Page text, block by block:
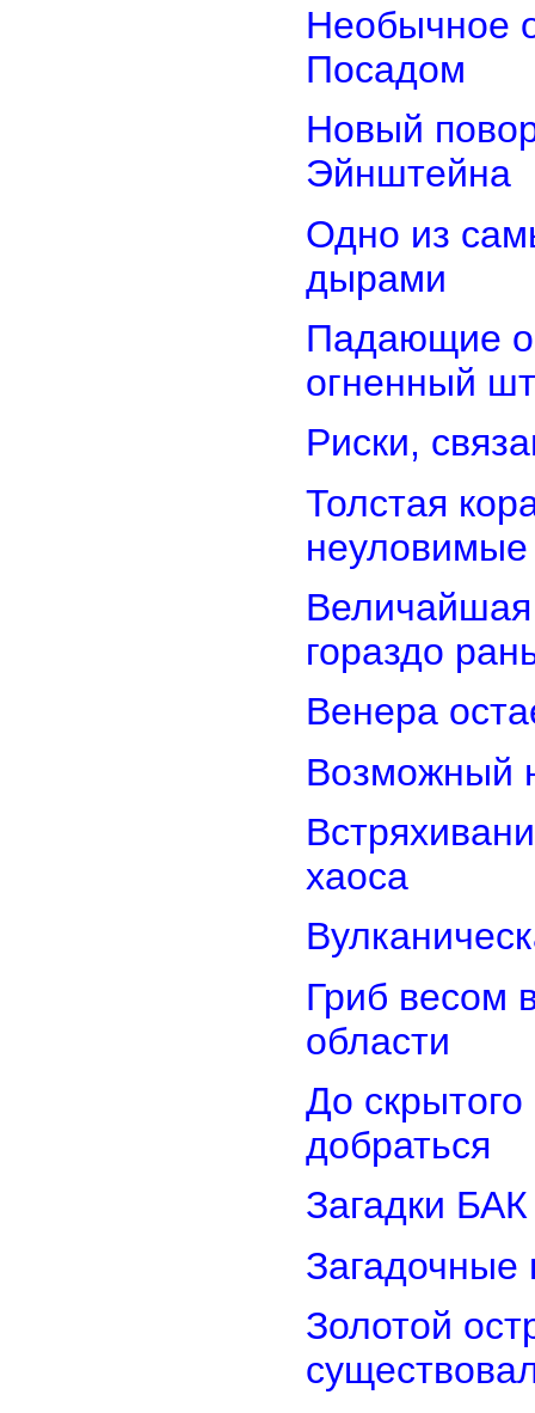
Необычное
Посадом
Новый
Эйнштейна
Одно из
дырами
Падающие
огненный
Риски,
Толстая
Величайшая
гораздо
Венера
Возможный
хаоса
Гриб весом
области
До
добраться
Загадки
Загадочные
Золотой